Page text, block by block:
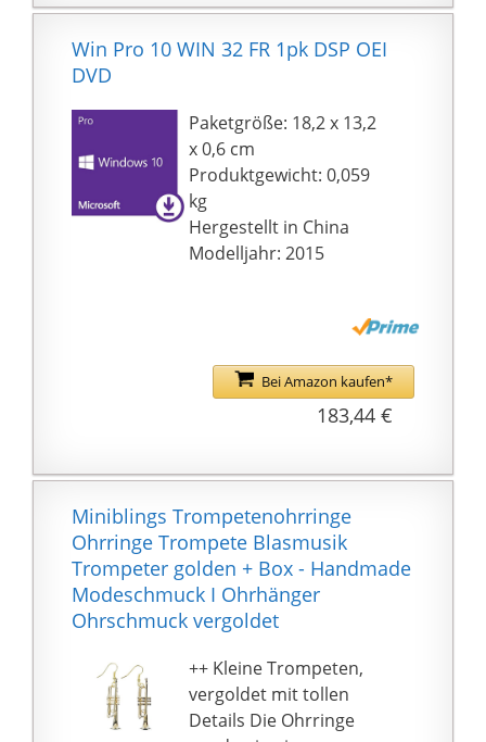
Win Pro 10 WIN 32 FR 1pk DSP OEI
DVD
Paketgröße: 18,2 x 13,2
x 0,6 cm
Produktgewicht: 0,059
kg
Hergestellt in China
Modelljahr: 2015
Bei Amazon kaufen*
183,44 €
Miniblings Trompetenohrringe
Ohrringe Trompete Blasmusik
Trompeter golden + Box - Handmade
Modeschmuck I Ohrhänger
Ohrschmuck vergoldet
++ Kleine Trompeten,
vergoldet mit tollen
Details Die Ohrringe